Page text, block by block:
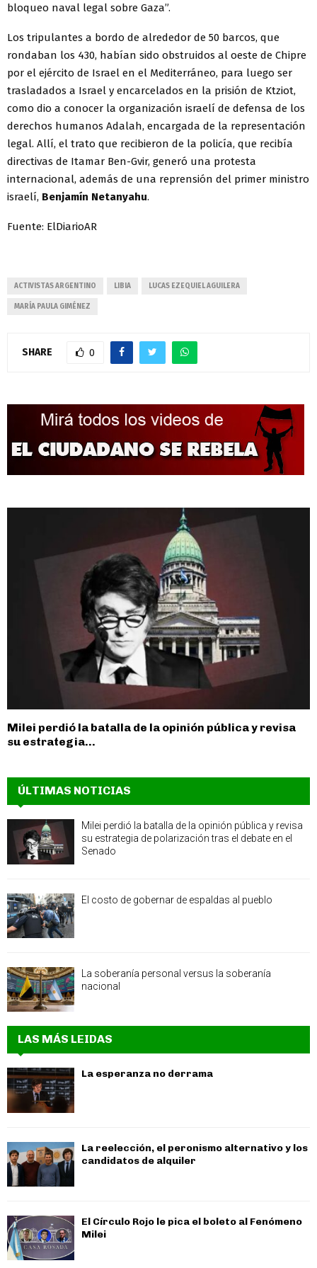
bloqueo naval legal sobre Gaza”.
Los tripulantes a bordo de alrededor de 50 barcos, que
rondaban los 430, habían sido obstruidos al oeste de Chipre
por el ejército de Israel en el Mediterráneo, para luego ser
trasladados a Israel y encarcelados en la prisión de Ktziot,
como dio a conocer la organización israelí de defensa de los
derechos humanos Adalah, encargada de la representación
legal. Allí, el trato que recibieron de la policía, que recibía
directivas de Itamar Ben-Gvir, generó una protesta
internacional, además de una reprensión del primer ministro
israelí, Benjamín Netanyahu.
Fuente: ElDiarioAR
ACTIVISTAS ARGENTINO LIBIA LUCAS EZEQUIEL AGUILERA
MARÍA PAULA GIMÉNEZ
SHARE 0
Milei perdió la batalla de la opinión pública y revisa
su estrategia...
ÚLTIMAS NOTICIAS
Milei perdió la batalla de la opinión pública y revisa
su estrategia de polarización tras el debate en el
Senado
El costo de gobernar de espaldas al pueblo
La soberanía personal versus la soberanía
nacional
LAS MÁS LEIDAS
La esperanza no derrama
La reelección, el peronismo alternativo y los
candidatos de alquiler
El Círculo Rojo le pica el boleto al Fenómeno
Milei